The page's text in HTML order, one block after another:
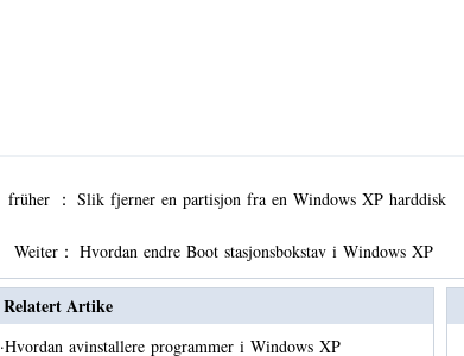
früher ： Slik fjerner en partisjon fra en Windows XP harddisk
Weiter： Hvordan endre Boot stasjonsbokstav i Windows XP
Relatert Artike
·Hvordan avinstallere programmer i Windows XP